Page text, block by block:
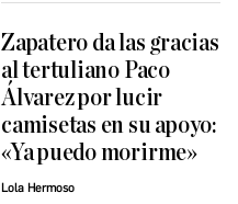
Zapatero da las gracias
al tertuliano Paco
Álvarez por lucir
camisetas en su apoyo:
«Ya puedo morirme»
Lola Hermoso